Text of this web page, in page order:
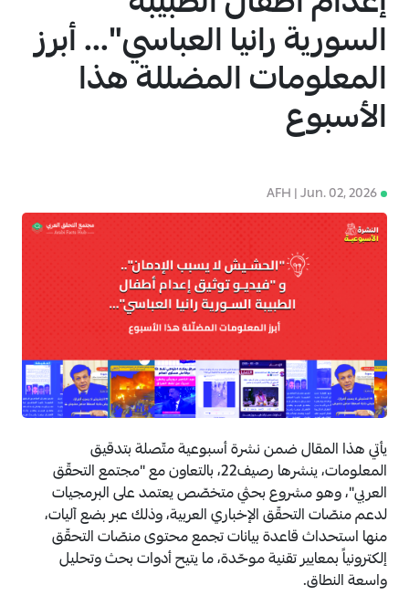
السورية رانيا العباسي"... أبرز
المعلومات المضللة هذا
الأسبوع
AFH | Jun. 02, 2026
يأتي هذا المقال ضمن نشرة أسبوعية متّصلة بتدقيق
المعلومات، ينشرها رصيف22، بالتعاون مع "مجتمع التحقّق
العربي"، وهو مشروع بحثي متخصّص يعتمد على البرمجيات
لدعم منصّات التحقّق الإخباري العربية، وذلك عبر بضع آليات،
منها استحداث قاعدة بيانات تجمع محتوى منصّات التحقّق
إلكترونياً بمعايير تقنية موحّدة، ما يتيح أدوات بحث وتحليل
واسعة النطاق.